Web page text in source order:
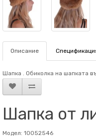
Описание
Шапка . Обиколка на шапката
Шапка от
Модел: 10052546